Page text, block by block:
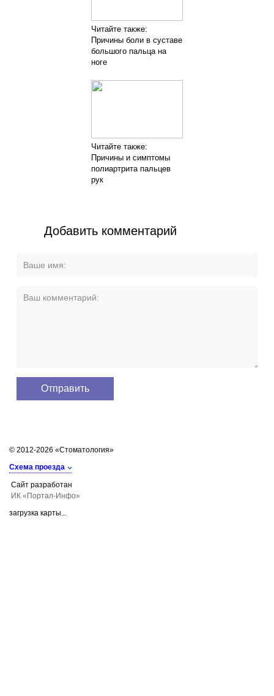
Читайте также:
Причины боли в суставе
большого пальца на
ноге
Читайте также:
Причины и симптомы
полиартрита пальцев
рук
Добавить комментарий
© 2012-2026 «Стоматология»
Схема проезда
Сайт разработан
ИК «Портал-Инфо»
загрузка карты...